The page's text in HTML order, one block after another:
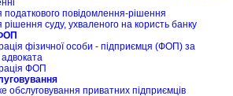
податкового повідомлення-рішення
рішення суду, ухваленого на користь банку
фізичної особи - підприємця (ФОП) за
ФОП
обслуговування приватних підприємців